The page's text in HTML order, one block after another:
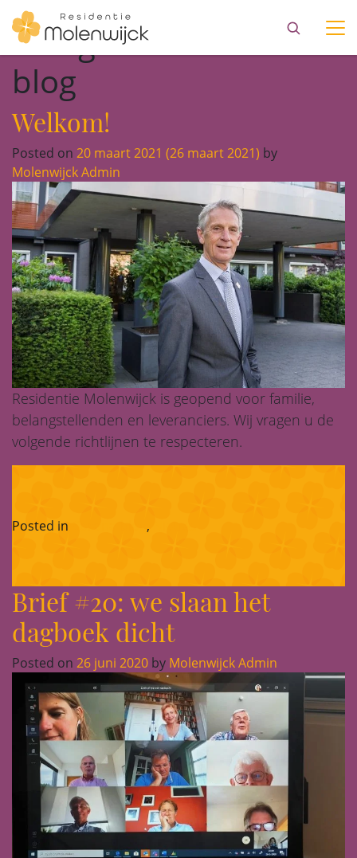
Categorie:Corona-
blog
Welkom!
Posted on 20 maart 2021 (26 maart 2021) by
Molenwijck Admin
Residentie Molenwijck is geopend voor familie,
belangstellenden en leveranciers. Wij vragen u de
volgende richtlijnen te respecteren.
Posted in ,
Brief #20: we slaan het
dagboek dicht
Posted on 26 juni 2020 by Molenwijck Admin